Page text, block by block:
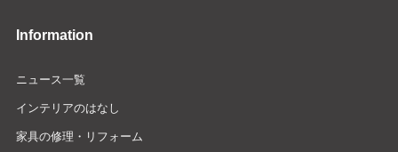
Information
ニュース一覧
インテリアのはなし
家具の修理・リフォーム